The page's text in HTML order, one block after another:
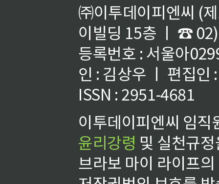
㈜이투데이피엔씨 (
이빌딩 15층 ㅣ ☎
등록번호 : 서울아
인 : 김상우 ㅣ 편집인
ISSN : 2951-4681
이투데이피엔씨 임
윤리강령 및 실천규
브라보 마이 라이프